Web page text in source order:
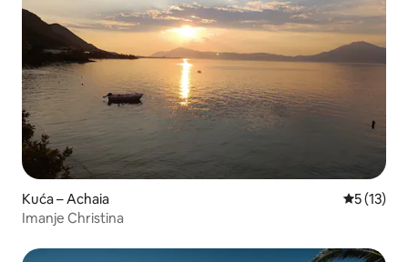
Kuća – Achaia Prosječna
5 (13)
Imanje Christina